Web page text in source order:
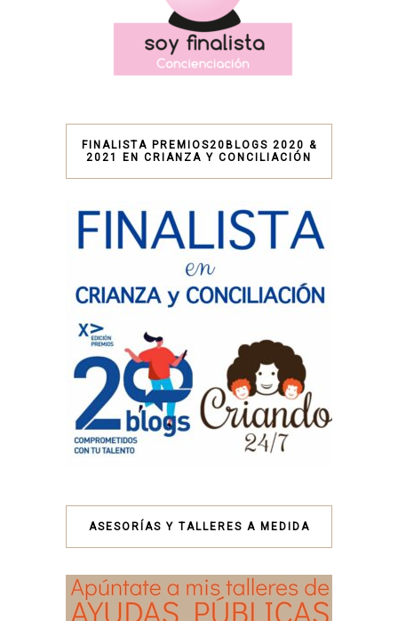
FINALISTA PREMIOS20BLOGS 2020 &
2021 EN CRIANZA Y CONCILIACIÓN
ASESORÍAS Y TALLERES A MEDIDA